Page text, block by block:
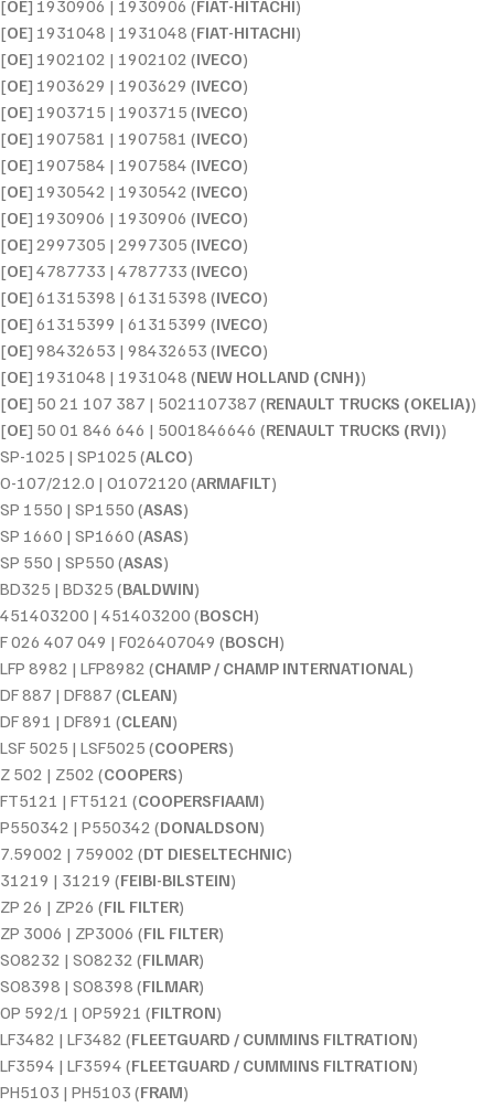
[OE] 1930906 | 1930906 (FIAT-HITACHI)
[OE] 1931048 | 1931048 (FIAT-HITACHI)
[OE] 1902102 | 1902102 (IVECO)
[OE] 1903629 | 1903629 (IVECO)
[OE] 1903715 | 1903715 (IVECO)
[OE] 1907581 | 1907581 (IVECO)
[OE] 1907584 | 1907584 (IVECO)
[OE] 1930542 | 1930542 (IVECO)
[OE] 1930906 | 1930906 (IVECO)
[OE] 2997305 | 2997305 (IVECO)
[OE] 4787733 | 4787733 (IVECO)
[OE] 61315398 | 61315398 (IVECO)
[OE] 61315399 | 61315399 (IVECO)
[OE] 98432653 | 98432653 (IVECO)
[OE] 1931048 | 1931048 (NEW HOLLAND (CNH))
[OE] 50 21 107 387 | 5021107387 (RENAULT TRUCKS (OKELIA))
[OE] 50 01 846 646 | 5001846646 (RENAULT TRUCKS (RVI))
SP-1025 | SP1025 (ALCO)
O-107/212.0 | O1072120 (ARMAFILT)
SP 1550 | SP1550 (ASAS)
SP 1660 | SP1660 (ASAS)
SP 550 | SP550 (ASAS)
BD325 | BD325 (BALDWIN)
451403200 | 451403200 (BOSCH)
F 026 407 049 | F026407049 (BOSCH)
LFP 8982 | LFP8982 (CHAMP / CHAMP INTERNATIONAL)
DF 887 | DF887 (CLEAN)
DF 891 | DF891 (CLEAN)
LSF 5025 | LSF5025 (COOPERS)
Z 502 | Z502 (COOPERS)
FT5121 | FT5121 (COOPERSFIAAM)
P550342 | P550342 (DONALDSON)
7.59002 | 759002 (DT DIESELTECHNIC)
31219 | 31219 (FEIBI-BILSTEIN)
ZP 26 | ZP26 (FIL FILTER)
ZP 3006 | ZP3006 (FIL FILTER)
SO8232 | SO8232 (FILMAR)
SO8398 | SO8398 (FILMAR)
OP 592/1 | OP5921 (FILTRON)
LF3482 | LF3482 (FLEETGUARD / CUMMINS FILTRATION)
LF3594 | LF3594 (FLEETGUARD / CUMMINS FILTRATION)
PH5103 | PH5103 (FRAM)